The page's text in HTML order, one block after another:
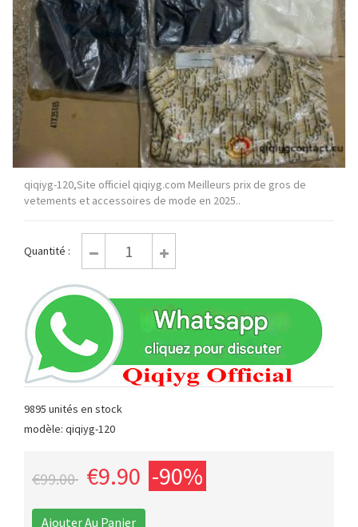
qiqiyg-120,Site officiel qiqiyg.com Meilleurs prix de gros de
vetements et accessoires de mode en 2025..
Quantité :
9895 unités en stock
modèle: qiqiyg-120
€99.00 €9.90 -90%